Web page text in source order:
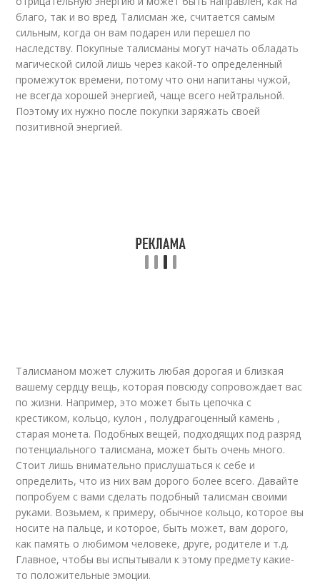
благо, так и во вред. Талисман же, считается самым
сильным, когда он вам подарен или перешел по
наследству. Покупные талисманы могут начать обладать
магической силой лишь через какой-то определенный
промежуток времени, потому что они напитаны чужой,
не всегда хорошей энергией, чаще всего нейтральной.
Поэтому их нужно после покупки заряжать своей
позитивной энергией.
Талисманом может служить любая дорогая и близкая
вашему сердцу вещь, которая повсюду сопровождает вас
по жизни. Например, это может быть цепочка с
крестиком, кольцо, кулон , полудрагоценный камень ,
старая монета. Подобных вещей, подходящих под разряд
потенциального талисмана, может быть очень много.
Стоит лишь внимательно прислушаться к себе и
определить, что из них вам дорого более всего. Давайте
попробуем с вами сделать подобный талисман своими
руками. Возьмем, к примеру, обычное кольцо, которое вы
носите на пальце, и которое, быть может, вам дорого,
как память о любимом человеке, друге, родителе и т.д.
Главное, чтобы вы испытывали к этому предмету какие-
то положительные эмоции.